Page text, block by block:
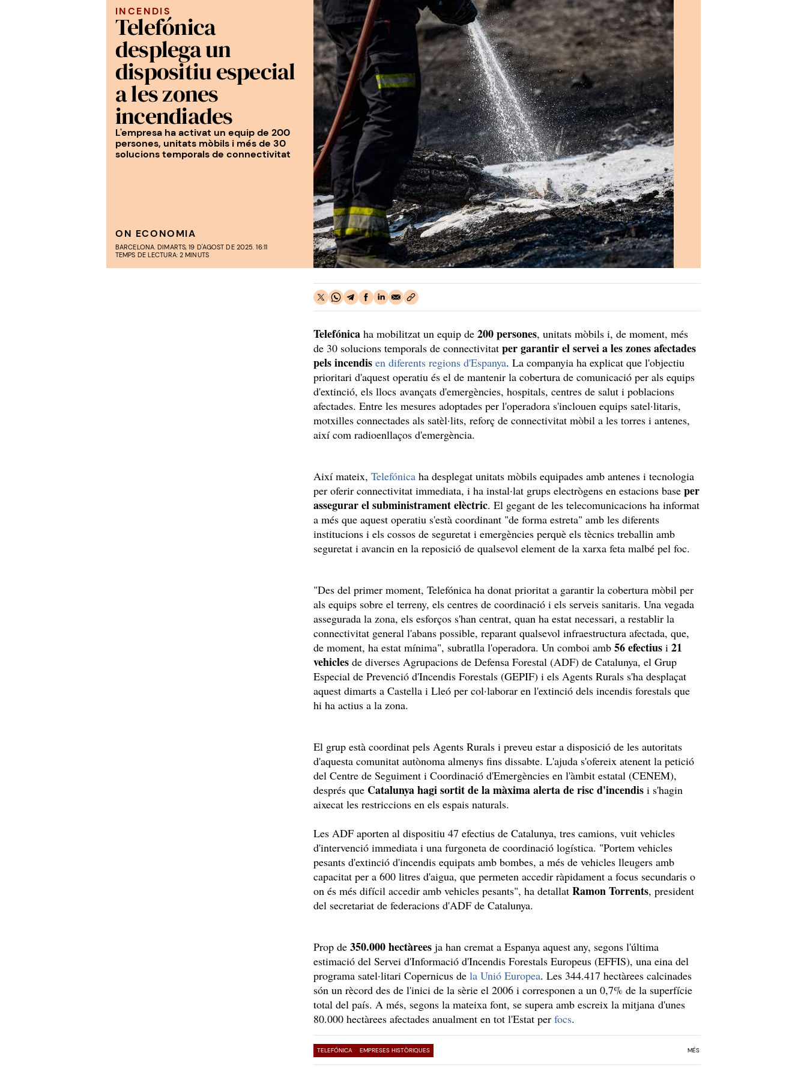
INCENDIS
Telefónica
desplega un
dispositiu especial
a les zones
incendiades
L'empresa ha activat un equip de 200
persones, unitats mòbils i més de 30
solucions temporals de connectivitat
ON ECONOMIA
BARCELONA. DIMARTS, 19 D'AGOST DE 2025. 16:11
TEMPS DE LECTURA: 2 MINUTS
Telefónica ha mobilitzat un equip de 200 persones, unitats mòbils i, de moment, més
de 30 solucions temporals de connectivitat per garantir el servei a les zones afectades
pels incendis en diferents regions d'Espanya. La companyia ha explicat que l'objectiu
prioritari d'aquest operatiu és el de mantenir la cobertura de comunicació per als equips
d'extinció, els llocs avançats d'emergències, hospitals, centres de salut i poblacions
afectades. Entre les mesures adoptades per l'operadora s'inclouen equips satel·litaris,
motxilles connectades als satèl·lits, reforç de connectivitat mòbil a les torres i antenes,
així com radioenllaços d'emergència.
Així mateix, Telefónica ha desplegat unitats mòbils equipades amb antenes i tecnologia
per oferir connectivitat immediata, i ha instal·lat grups electrògens en estacions base per
assegurar el subministrament elèctric. El gegant de les telecomunicacions ha informat
a més que aquest operatiu s'està coordinant "de forma estreta" amb les diferents
institucions i els cossos de seguretat i emergències perquè els tècnics treballin amb
seguretat i avancin en la reposició de qualsevol element de la xarxa feta malbé pel foc.
"Des del primer moment, Telefónica ha donat prioritat a garantir la cobertura mòbil per
als equips sobre el terreny, els centres de coordinació i els serveis sanitaris. Una vegada
assegurada la zona, els esforços s'han centrat, quan ha estat necessari, a restablir la
connectivitat general l'abans possible, reparant qualsevol infraestructura afectada, que,
de moment, ha estat mínima", subratlla l'operadora. Un comboi amb 56 efectius i 21
vehicles de diverses Agrupacions de Defensa Forestal (ADF) de Catalunya, el Grup
Especial de Prevenció d'Incendis Forestals (GEPIF) i els Agents Rurals s'ha desplaçat
aquest dimarts a Castella i Lleó per col·laborar en l'extinció dels incendis forestals que
hi ha actius a la zona.
El grup està coordinat pels Agents Rurals i preveu estar a disposició de les autoritats
d'aquesta comunitat autònoma almenys fins dissabte. L'ajuda s'ofereix atenent la petició
del Centre de Seguiment i Coordinació d'Emergències en l'àmbit estatal (CENEM),
després que Catalunya hagi sortit de la màxima alerta de risc d'incendis i s'hagin
aixecat les restriccions en els espais naturals.
Les ADF aporten al dispositiu 47 efectius de Catalunya, tres camions, vuit vehicles
d'intervenció immediata i una furgoneta de coordinació logística. "Portem vehicles
pesants d'extinció d'incendis equipats amb bombes, a més de vehicles lleugers amb
capacitat per a 600 litres d'aigua, que permeten accedir ràpidament a focus secundaris o
on és més difícil accedir amb vehicles pesants", ha detallat Ramon Torrents, president
del secretariat de federacions d'ADF de Catalunya.
Prop de 350.000 hectàrees ja han cremat a Espanya aquest any, segons l'última
estimació del Servei d'Informació d'Incendis Forestals Europeus (EFFIS), una eina del
programa satel·litari Copernicus de la Unió Europea. Les 344.417 hectàrees calcinades
són un rècord des de l'inici de la sèrie el 2006 i corresponen a un 0,7% de la superfície
total del país. A més, segons la mateixa font, se supera amb escreix la mitjana d'unes
80.000 hectàrees afectades anualment en tot l'Estat per focs.
TELEFÓNICA EMPRESES HISTÒRIQUES MÉS